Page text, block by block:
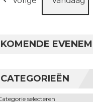
KOMENDE
CATEGORIEËN